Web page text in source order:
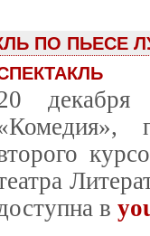
ПО ПЬЕСЕ
декабря
в